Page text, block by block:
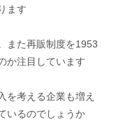
ます
また再販制度を1953
か注目しています
考える企業も増え
いるのでしょうか